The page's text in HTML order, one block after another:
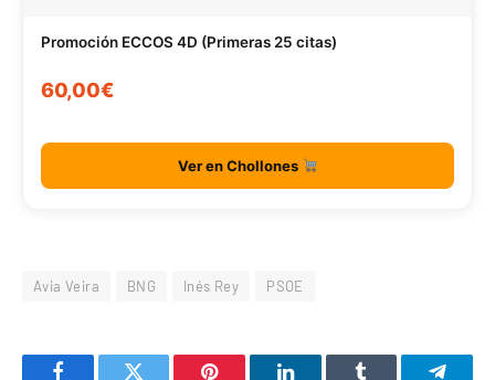
Promoción ECCOS 4D (Primeras 25 citas)
60,00€
Ver en Chollones
Avia Veira BNG Inés Rey PSOE